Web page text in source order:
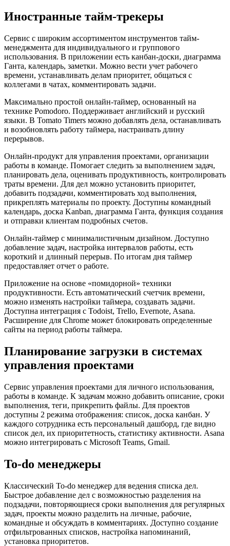
Иностранные тайм-трекеры
Сервис с широким ассортиментом инструментов тайм-
менеджмента для индивидуального и группового
использования. В приложении есть канбан-доски, диаграмма
Ганта, календарь, заметки. Можно вести учет рабочего
времени, устанавливать делам приоритет, общаться с
коллегами в чатах, комментировать задачи.
Максимально простой онлайн-таймер, основанный на
технике Pomodoro. Поддерживает английский и русский
языки. В Tomato Timers можно добавлять дела, останавливать
и возобновлять работу таймера, настраивать длину
перерывов.
Онлайн-продукт для управления проектами, организации
работы в команде. Помогает следить за выполнением задач,
планировать дела, оценивать продуктивность, контролировать
траты времени. Для дел можно установить приоритет,
добавить подзадачи, комментировать ход выполнения,
прикреплять материалы по проекту. Доступны командный
календарь, доска Kanban, диаграмма Ганта, функция создания
и отправки клиентам подробных счетов.
Онлайн-таймер с минималистичным дизайном. Доступно
добавление задач, настройка интервалов работы, есть
короткий и длинный перерыв. По итогам дня таймер
предоставляет отчет о работе.
Приложение на основе «помидорной» техники
продуктивности. Есть автоматический счетчик времени,
можно изменять настройки таймера, создавать задачи.
Доступна интеграция с Todoist, Trello, Evernote, Asana.
Расширение для Chrome может блокировать определенные
сайты на период работы таймера.
Планирование загрузки в системах
управления проектами
Сервис управления проектами для личного использования,
работы в команде. К задачам можно добавить описание, сроки
выполнения, теги, прикрепить файлы. Для проектов
доступны 2 режима отображения: список, доска канбан. У
каждого сотрудника есть персональный дашборд, где видно
список дел, их приоритетность, статистику активности. Asana
можно интегрировать с Microsoft Teams, Gmail.
To-do менеджеры
Классический To-do менеджер для ведения списка дел.
Быстрое добавление дел с возможностью разделения на
подзадачи, повторяющиеся сроки выполнения для регулярных
задач, проекты можно разделить на личные, рабочие,
командные и обсуждать в комментариях. Доступно создание
отфильтрованных списков, настройка напоминаний,
установка приоритетов.